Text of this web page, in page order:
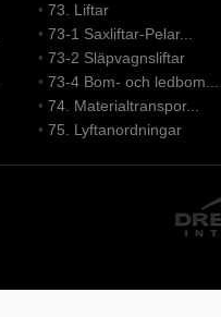
• 73. Liftar
• 73-1 Saxliftar-Pelar...
• 73-2 Släpvagnsliftar
• 73-4 Bom- och ledbom...
• 74. Materialtranspor...
• 75. Lyftanordningar